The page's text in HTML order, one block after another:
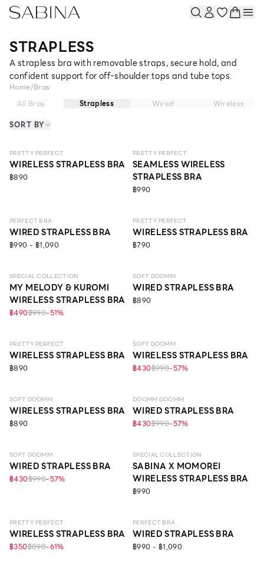
STRAPLESS
A strapless bra with removable straps, secure hold, and
confident support for off-shoulder tops and tube tops.
Home/Bras
All Bras
Strapless Wired
Wireless
SORT BY
NEW LEVEL 1
PRETTY PERFECT
WIRELESS STRAPLESS BRA
฿890
PRETTY PERFECT
SEAMLESS WIRELESS
STRAPLESS BRA
฿990
PERFECT BRA
WIRED STRAPLESS BRA
฿990 - ฿1,090
LEVEL 1
PRETTY PERFECT
WIRELESS STRAPLESS BRA
฿790
LEVEL 1
SPECIAL COLLECTION
MY MELODY & KUROMI
WIRELESS STRAPLESS BRA
฿490฿990-51%
LEVEL 3
SOFT DOOMM
WIRED STRAPLESS BRA
฿890
LEVEL 1
PRETTY PERFECT
WIRELESS STRAPLESS BRA
฿890
SOFT DOOMM
WIRELESS STRAPLESS BRA
฿430฿990-57%
LEVEL 3
SOFT DOOMM
WIRELESS STRAPLESS BRA
฿890
LEVEL 4
DOOMM DOOMM
WIRED STRAPLESS BRA
฿430฿990-57%
LEVEL 3
SOFT DOOMM
WIRED STRAPLESS BRA
฿430฿990-57%
LEVEL 1
SPECIAL COLLECTION
SABINA X MOMOREI
WIRELESS STRAPLESS BRA
฿990
PRETTY PERFECT
WIRELESS STRAPLESS BRA
฿350฿890-61%
LEVEL 1
PERFECT BRA
WIRED STRAPLESS BRA
฿990 - ฿1,090
LEVEL 1 LEVEL 1